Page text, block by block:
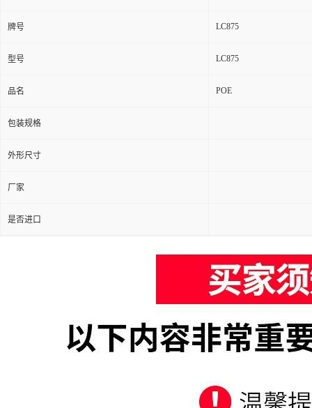
牌号 LC875
型号 LC875
品名 POE
包装规格
外形尺寸
厂家
是否进口